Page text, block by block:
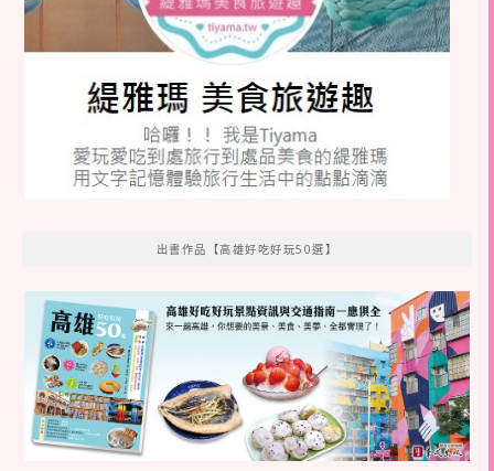
出書作品【高雄好吃好玩50選】